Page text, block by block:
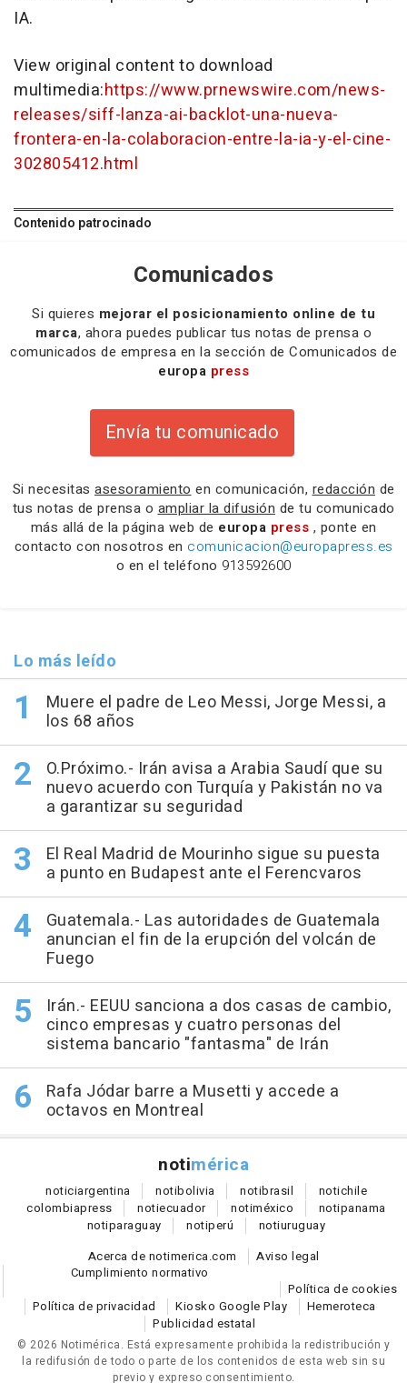
IA.
View original content to download
multimedia:https://www.prnewswire.com/news-
releases/siff-lanza-ai-backlot-una-nueva-
frontera-en-la-colaboracion-entre-la-ia-y-el-cine-
302805412.html
Contenido patrocinado
Comunicados
Si quieres mejorar el posicionamiento online de tu
marca, ahora puedes publicar tus notas de prensa o
comunicados de empresa en la sección de Comunicados de
europa press
Envía tu comunicado
Si necesitas asesoramiento en comunicación, redacción de
tus notas de prensa o ampliar la difusión de tu comunicado
más allá de la página web de europa press , ponte en
contacto con nosotros en comunicacion@europapress.es
o en el teléfono 913592600
Lo más leído
Muere el padre de Leo Messi, Jorge Messi, a
los 68 años
O.Próximo.- Irán avisa a Arabia Saudí que su
nuevo acuerdo con Turquía y Pakistán no va
a garantizar su seguridad
El Real Madrid de Mourinho sigue su puesta
a punto en Budapest ante el Ferencvaros
Guatemala.- Las autoridades de Guatemala
anuncian el fin de la erupción del volcán de
Fuego
Irán.- EEUU sanciona a dos casas de cambio,
cinco empresas y cuatro personas del
sistema bancario "fantasma" de Irán
Rafa Jódar barre a Musetti y accede a
octavos en Montreal
notimérica
noticiargentina notibolivia notibrasil notichile
colombiapress notiecuador notiméxico notipanama
notiparaguay notiperú notiuruguay
Acerca de notimerica.com
Aviso legal
Cumplimiento normativo
Política de cookies
Política de privacidad
Kiosko Google Play
Hemeroteca
Publicidad estatal
© 2026 Notimérica. Está expresamente prohibida la redistribución y
la redifusión de todo o parte de los contenidos de esta web sin su
previo y expreso consentimiento.